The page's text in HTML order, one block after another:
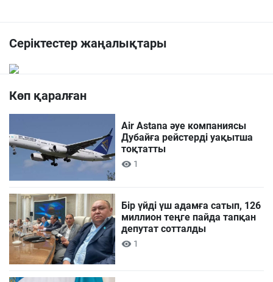
Серіктестер жаңалықтары
Көп қаралған
Air Astana әуе компаниясы
Дубайға рейстерді уақытша
тоқтатты
1
Бір үйді үш адамға сатып, 126
миллион теңге пайда тапқан
депутат сотталды
1